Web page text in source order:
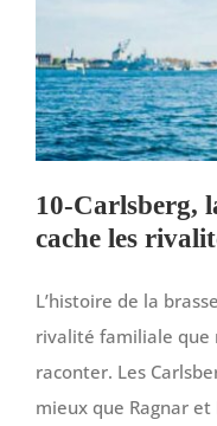
10-Carlsberg,
cache les
L’histoire de la
rivalité familiale que
raconter. Les
mieux que Ragnar et